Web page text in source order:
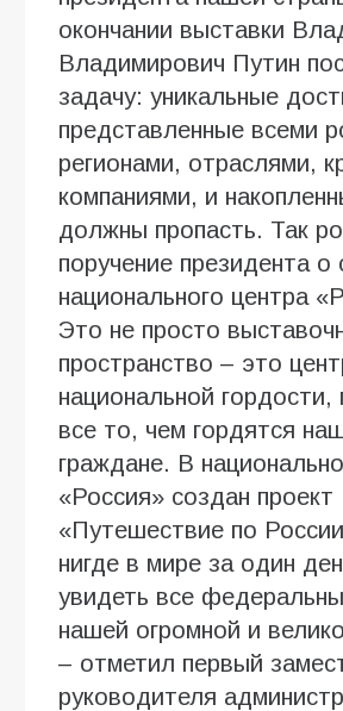
окончании выставки
Владимирович Путин
задачу: уникальные
представленные всеми
регионами, отраслями,
компаниями, и
должны пропасть. Так
поручение президента о
национального центра
Это не просто
пространство – это
национальной гордости,
все то, чем гордятся
граждане. В
«Россия» создан проект
«Путешествие по
нигде в мире за один
увидеть все
нашей огромной и
– отметил первый
руководителя